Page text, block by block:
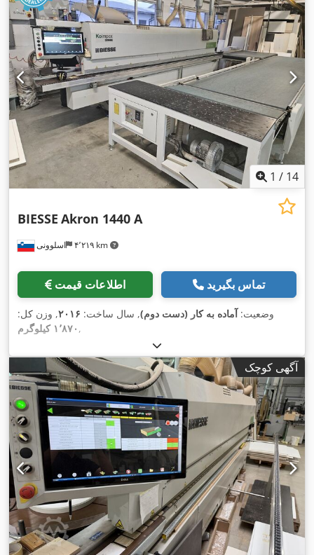
1 / 14
اسلوونی ۴٬۲۱۹ km
BIESSE Akron 1440 A
اطلاعات قیمت تماس بگیرید
وضعیت:آماده به کار (دست دوم), سال ساخت: ۲۰۱۶, وزن کل:
۱٬۸۷۰ کیلوگرم ,
آگهی کوچک